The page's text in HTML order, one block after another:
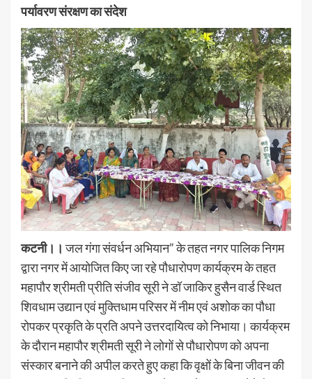
पर्यावरण संरक्षण का संदेश
कटनी।। जल गंगा संवर्धन अभियान” के तहत नगर पालिक निगम
द्वारा नगर में आयोजित किए जा रहे पौधारोपण कार्यक्रम के तहत
महापौर श्रीमती प्रीति संजीव सूरी ने डॉ जाकिर हुसैन वार्ड स्थित
शिवधाम उद्यान एवं मुक्तिधाम परिसर में नीम एवं अशोक का पौधा
रोपकर प्रकृति के प्रति अपने उत्तरदायित्व को निभाया। कार्यक्रम
के दौरान महापौर श्रीमती सूरी ने लोगों से पौधारोपण को अपना
संस्कार बनाने की अपील करते हुए कहा कि वृक्षों के बिना जीवन की